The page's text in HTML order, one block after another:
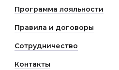
Программа лояльности
Правила и договоры
Сотрудничество
Контакты